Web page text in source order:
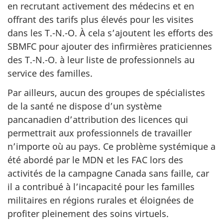
en recrutant activement des médecins et en
offrant des tarifs plus élevés pour les visites
dans les T.-N.-O. À cela s’ajoutent les efforts des
SBMFC pour ajouter des infirmières praticiennes
des T.-N.-O. à leur liste de professionnels au
service des familles.
Par ailleurs, aucun des groupes de spécialistes
de la santé ne dispose d’un système
pancanadien d’attribution des licences qui
permettrait aux professionnels de travailler
n’importe où au pays. Ce problème systémique a
été abordé par le MDN et les FAC lors des
activités de la campagne Canada sans faille, car
il a contribué à l’incapacité pour les familles
militaires en régions rurales et éloignées de
profiter pleinement des soins virtuels.